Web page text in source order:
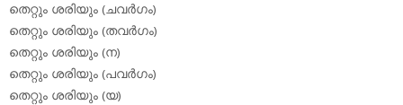
തെറ്റും ശരിയും (ചവര്‍ഗം)
തെറ്റും ശരിയും (തവര്‍ഗം)
തെറ്റും ശരിയും (ന)
തെറ്റും ശരിയും (പവര്‍ഗം)
തെറ്റും ശരിയും (യ)